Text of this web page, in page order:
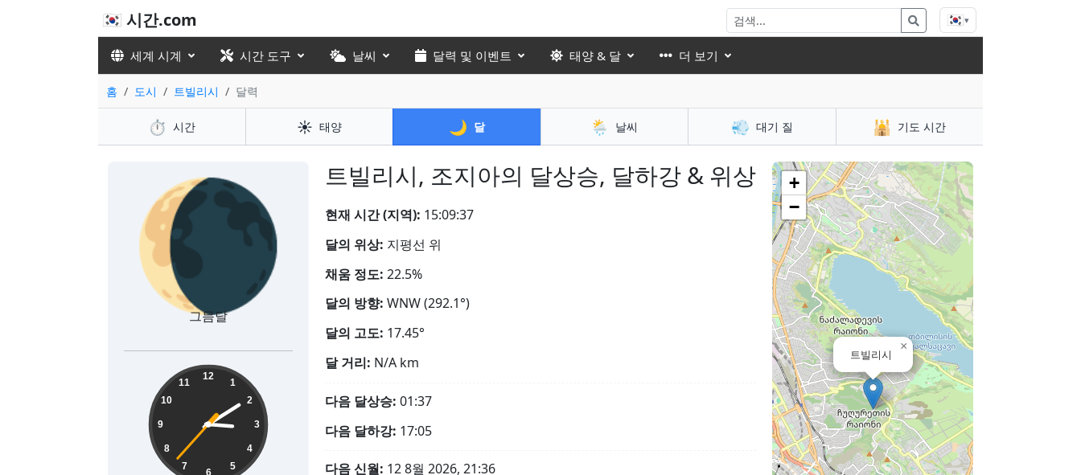
🇰🇷 시간.com 🇰🇷▾
세계 시계 시간 도구 날씨 달력 및 이벤트 태양 & 달 더 보기
홈 도시 트빌리시 달력
⏱️ 시간 ☀️ 태양 🌙 달 🌦️ 날씨 💨 대기 질 🕌 기도 시간
트빌리시, 조지아의 달상승, 달하강 & 위상
🌘
그믐달
15:09:38 12
1
2
3
4
5
6
7
8
9
10
11
현재 시간 (지역): 15:09:38
달의 위상: 지평선 위
채움 정도: 22.5%
달의 방향: WNW (292.1°)
달의 고도: 17.45°
달 거리: N/A km
다음 달상승: 01:37
다음 달하강: 17:05
다음 신월: 12 8월 2026, 21:36
트빌리시
×
+
−